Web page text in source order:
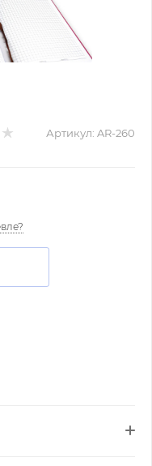
Артикул: AR-260